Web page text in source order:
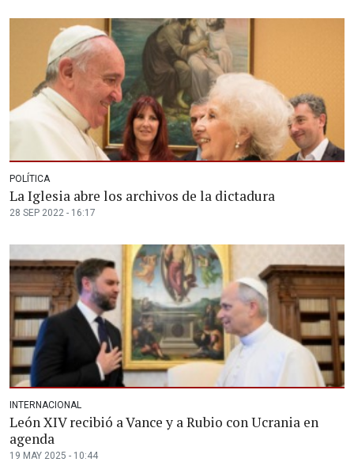
POLÍTICA
La Iglesia abre los archivos de la dictadura
28 SEP 2022 - 16:17
INTERNACIONAL
León XIV recibió a Vance y a Rubio con Ucrania en
agenda
19 MAY 2025 - 10:44